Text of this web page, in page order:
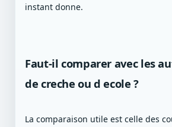
instant donne.
Faut-il comparer avec les
de creche ou d ecole ?
La comparaison utile est celle des